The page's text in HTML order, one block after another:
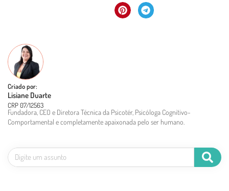
Criado por:
Lisiane Duarte
CRP 07/12563
Fundadora, CEO e Diretora Técnica da Psicotér, Psicóloga Cognitivo-
Comportamental e completamente apaixonada pelo ser humano.